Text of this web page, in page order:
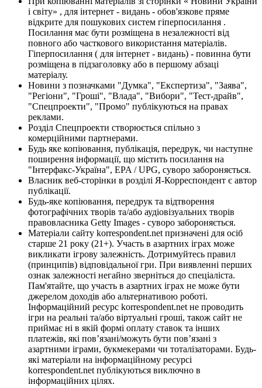
і світу» , для інтернет - видань - обов'язкове пряме
відкрите для пошукових систем гіперпосилання .
Посилання має бути розміщена в незалежності від
повного або часткового використання матеріалів.
Гіперпосилання ( для інтернет - видань) - повинна бути
розміщена в підзаголовку або в першому абзаці
матеріалу.
Новини з позначками "Думка", "Експертиза", "Заява",
"Регіони", "Гроші", "Влада", "Вибори", "Тест-драйв",
"Спецпроекти", "Промо" публікуються на правах
реклами.
Розділ Спецпроекти створюється спільно з
комерційними партнерами.
Будь яке копіювання, публікація, передрук, чи наступне
поширення інформації, що містить посилання на
"Інтерфакс-Україна", EPA / UPG, суворо забороняється.
Власник веб-сторінки в розділі Я-Корреспондент є автор
публікації.
Будь-яке копіювання, передрук та відтворення
фотографічних творів та/або аудіовізуальних творів
правовласника Getty Images - суворо забороняється.
Матеріали сайту korrespondent.net призначені для осіб
старше 21 року (21+). Участь в азартних іграх може
викликати ігрову залежність. Дотримуйтесь правил
(принципів) відповідальної гри. При виявленні перших
ознак залежності негайно зверніться до спеціаліста.
Пам'ятайте, що участь в азартних іграх не може бути
джерелом доходів або альтернативою роботі.
Інформаційний ресурс korrespondent.net не проводить
ігри на реальні та/або віртуальні гроші, також сайт не
приймає ні в якій формі оплату ставок та інших
платежів, які пов’язані/можуть бути пов’язані з
азартними іграми, букмекерами чи тоталізаторами. Будь-
які матеріали на інформаційному ресурсі
korrespondent.net публікуються виключно в
інформаційних цілях.